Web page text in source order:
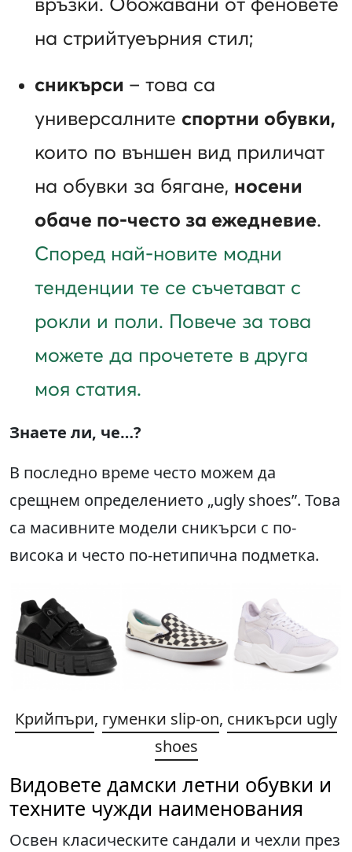
на стрийтуеърния стил;
сникърси – това са
универсалните спортни обувки,
които по външен вид приличат
на обувки за бягане, носени
обаче по-често за ежедневие.
Според най-новите модни
тенденции те се съчетават с
рокли и поли. Повече за това
можете да прочетете в друга
моя статия.
Знаете ли, че…?
В последно време често можем да
срещнем определението „ugly shoes”. Това
са масивните модели сникърси с по-
висока и често по-нетипична подметка.
Крийпъри, гуменки slip-on, сникърси ugly
shoes
Видовете дамски летни обувки и
техните чужди наименования
Освен класическите сандали и чехли през